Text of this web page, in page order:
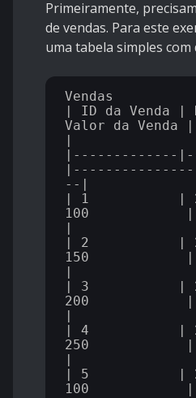
Primeiramente,
de vendas. Para este
uma tabela simples com
Vendas
| ID da Venda |
Valor da
|
|-------------
--|
| 1           |
100            |
|
| 2           |
150            |
|
| 3           |
200            |
|
| 4           |
250            |
|
| 5           |
100            |